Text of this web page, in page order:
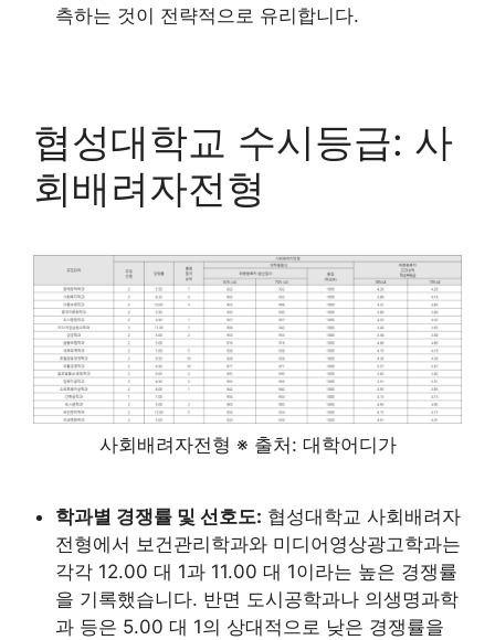
측하는 것이 전략적으로 유리합니다.
협성대학교 수시등급: 사
회배려자전형
사회배려자전형 ※ 출처: 대학어디가
학과별 경쟁률 및 선호도: 협성대학교 사회배려자
전형에서 보건관리학과와 미디어영상광고학과는
각각 12.00 대 1과 11.00 대 1이라는 높은 경쟁률
을 기록했습니다. 반면 도시공학과나 의생명과학
과 등은 5.00 대 1의 상대적으로 낮은 경쟁률을